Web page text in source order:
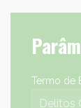
Termo de